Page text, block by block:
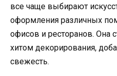
все чаще выбирают
оформления различных
офисов и ресторанов. Она
хитом декорирования,
свежесть.